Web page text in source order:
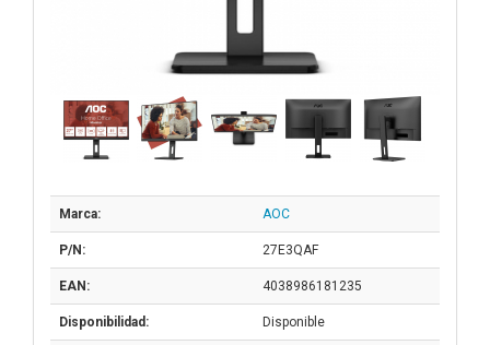
Marca: AOC
P/N: 27E3QAF
EAN: 4038986181235
Disponibilidad: Disponible